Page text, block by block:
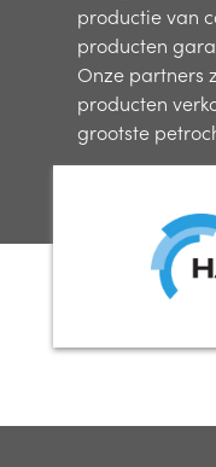
productie van
producten
Onze partners
producten
grootste